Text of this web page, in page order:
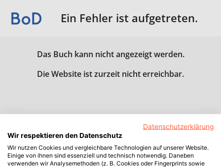
Ein Fehler ist aufgetreten.
Das Buch kann nicht angezeigt werden.
Die Website ist zurzeit nicht erreichbar.
Datenschutzerklärung
Wir respektieren den Datenschutz
Wir nutzen Cookies und vergleichbare Technologien auf unserer Website.
Einige von ihnen sind essenziell und technisch notwendig. Daneben
verwenden wir Analysemethoden (z. B. Cookies oder Fingerprints sowie